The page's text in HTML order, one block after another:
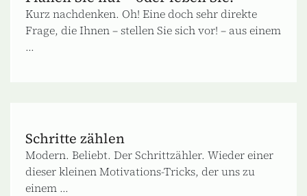
Kurz nachdenken. Oh! Eine doch sehr direkte
Frage, die Ihnen – stellen Sie sich vor! – aus einem
...
Schritte zählen
Modern. Beliebt. Der Schrittzähler. Wieder einer
dieser kleinen Motivations-Tricks, der uns zu
einem ...